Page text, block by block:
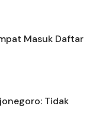
Masuk Daftar
Tidak